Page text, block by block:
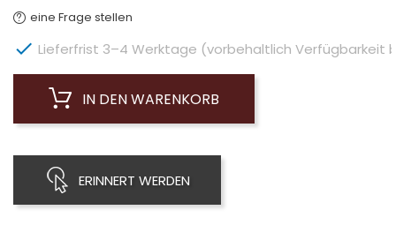
eine Frage stellen
 Lieferfrist 3–4 Werktage (vorbehaltlich Verfügbarkeit
IN DEN WARENKORB
ERINNERT WERDEN